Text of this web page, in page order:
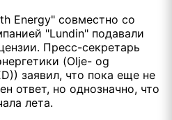
Energy" совместно со
"Lundin" подавали
Пресс-секретарь
(Olje- og
заявил, что пока еще не
ответ, но однозначно, что
лета.